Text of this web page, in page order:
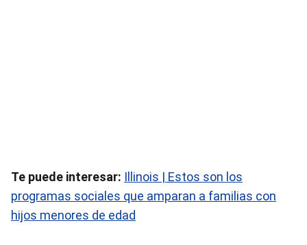
Te puede interesar: Illinois | Estos son los
programas sociales que amparan a familias con
hijos menores de edad